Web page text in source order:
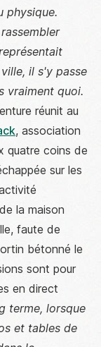
physique.
il s'y passe
vraiment quoi.
réunit au
, association
quatre coins de
sur les
la maison
faute de
bétonné le
sont pour
en direct
terme, lorsque
et tables de